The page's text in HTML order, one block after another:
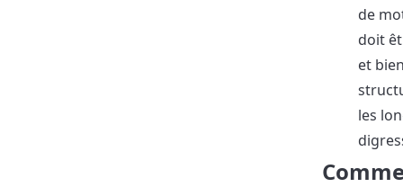
de
doit
et
les